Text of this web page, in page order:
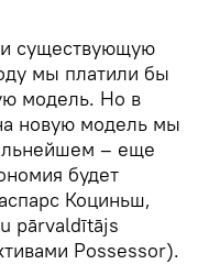
существующую
мы платили бы
модель. Но в
новую модель мы
– еще
будет
Коциньш,
pārvaldītājs
Possessor).